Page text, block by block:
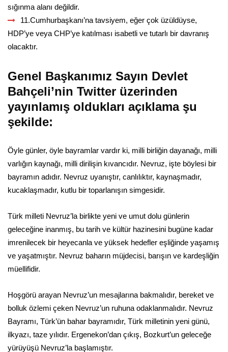
sığınma alanı değildir.
11.Cumhurbaşkanı’na tavsiyem, eğer çok üzüldüyse,
HDP’ye veya CHP’ye katılması isabetli ve tutarlı bir davranış
olacaktır.
Genel Başkanımız Sayın Devlet
Bahçeli’nin Twitter üzerinden
yayınlamış oldukları açıklama şu
şekilde:
Öyle günler, öyle bayramlar vardır ki, milli birliğin dayanağı, milli
varlığın kaynağı, milli dirilişin kıvancıdır. Nevruz, işte böylesi bir
bayramın adıdır. Nevruz uyanıştır, canlılıktır, kaynaşmadır,
kucaklaşmadır, kutlu bir toparlanışın simgesidir.
Türk milleti Nevruz’la birlikte yeni ve umut dolu günlerin
geleceğine inanmış, bu tarih ve kültür hazinesini bugüne kadar
imrenilecek bir heyecanla ve yüksek hedefler eşliğinde yaşamış
ve yaşatmıştır. Nevruz baharın müjdecisi, barışın ve kardeşliğin
müellifidir.
Hoşgörü arayan Nevruz’un mesajlarına bakmalıdır, bereket ve
bolluk özlemi çeken Nevruz’un ruhuna odaklanmalıdır. Nevruz
Bayramı, Türk’ün bahar bayramıdır, Türk milletinin yeni günü,
ilkyazı, taze yılıdır. Ergenekon’dan çıkış, Bozkurt’un geleceğe
yürüyüşü Nevruz’la başlamıştır.